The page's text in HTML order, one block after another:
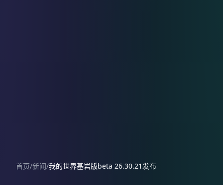
首页/新闻/我的世界基岩版beta 26.30.21发布